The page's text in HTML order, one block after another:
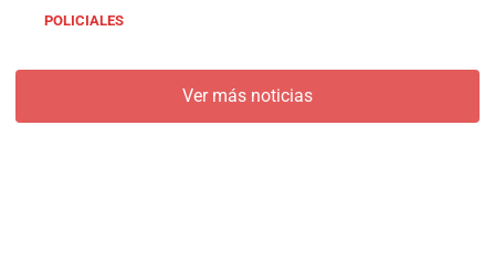
POLICIALES
Ver más noticias